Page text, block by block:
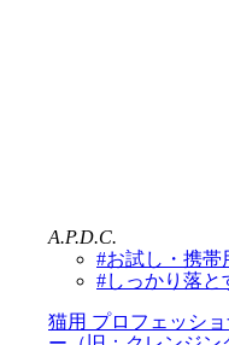
A.P.D.C.
#お試し・携帯
#しっかり落と
猫用 プロフェッシ